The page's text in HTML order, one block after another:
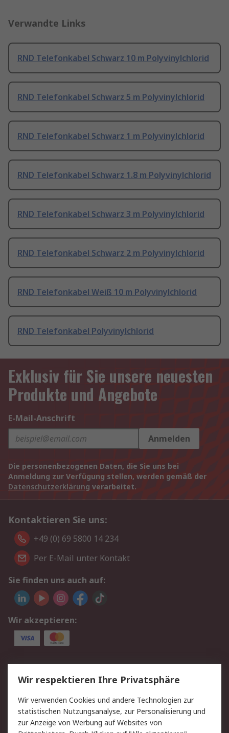
Verwandte Links
RND Telefonkabel Schwarz 10 m Polyvinylchlorid
RND Telefonkabel Schwarz 5 m Polyvinylchlorid
RND Telefonkabel Schwarz 1 m Polyvinylchlorid
RND Telefonkabel Schwarz 1.8 m Polyvinylchlorid
RND Telefonkabel Schwarz 3 m Polyvinylchlorid
RND Telefonkabel Schwarz 2 m Polyvinylchlorid
RND Telefonkabel Weiß 10 m Polyvinylchlorid
RND Telefonkabel Polyvinylchlorid
Exklusiv für Sie unsere neuesten
Produkte und Angebote
E-Mail-Anschrift
Anmelden
Die personenbezogenen Daten, die Sie uns bei
Anmeldung zur Verfügung stellen, werden gemäß der
Datenschutzerklärung verarbeitet.
Kontaktieren Sie uns:
+49 (0) 69 5800 14 234
Per E-Mail unter Kontakt
Sie finden uns auch auf:
Wir akzeptieren:
Service
Value Added Services
Lieferlösungen
Rücksendungen
Kontakt
Hilfe
Privatkunden
Wir respektieren Ihre Privatsphäre
Wir verwenden Cookies und andere Technologien zur
statistischen Nutzungsanalyse, zur Personalisierung und
zur Anzeige von Werbung auf Websites von